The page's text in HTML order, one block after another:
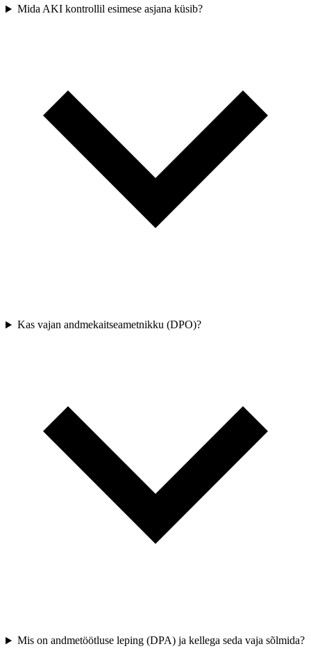
Mida AKI kontrollil esimese asjana küsib?
Kas vajan andmekaitseametnikku (DPO)?
Mis on andmetöötluse leping (DPA) ja kellega seda vaja sõlmida?